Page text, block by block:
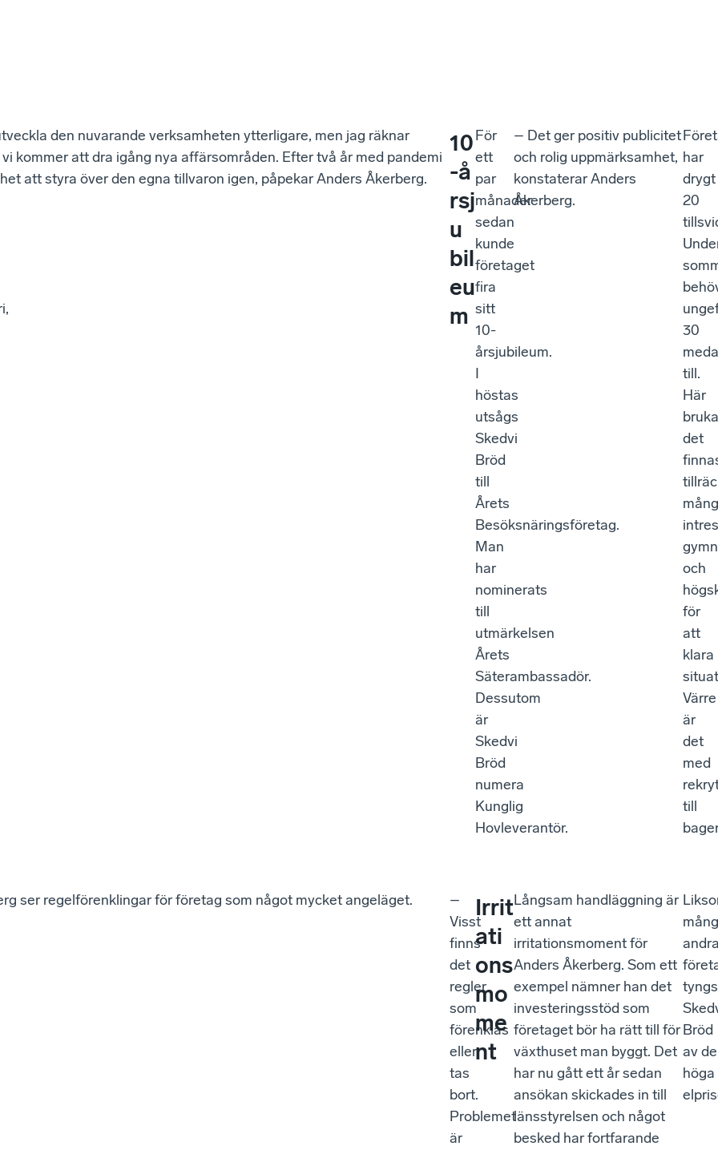
den nuvarande verksamheten ytterligare, men jag räknar
kommer att dra igång nya affärsområden. Efter två år med pandemi
att styra över den egna tillvaron igen, påpekar Anders Åkerberg.
10
-å
rsj
u
bil
eu
m
För
ett
par
månader
sedan
kunde
företaget
fira
sitt
10-
årsjubileum.
I
höstas
utsågs
Skedvi
Bröd
till
Årets
Besöksnäringsföretag.
Man
har
nominerats
till
utmärkelsen
Årets
Säterambassadör.
Dessutom
är
Skedvi
Bröd
numera
Kunglig
Hovleverantör.
– Det ger positiv publicitet
och rolig uppmärksamhet,
konstaterar Anders
Åkerberg.
har
drygt
20
30
till.
Här
det
och
för
att
klara
Värre
är
det
med
till
ser regelförenklingar för företag som något mycket angeläget.
–
Visst
finns
det
regler
som
förenklas
eller
tas
bort.
Problemet
är
Irrit
ati
ons
mo
me
nt
Långsam handläggning är
ett annat
irritationsmoment för
Anders Åkerberg. Som ett
exempel nämner han det
investeringsstöd som
företaget bör ha rätt till för
växthuset man byggt. Det
har nu gått ett år sedan
ansökan skickades in till
länsstyrelsen och något
besked har fortfarande
tyngs
Bröd
av de
höga